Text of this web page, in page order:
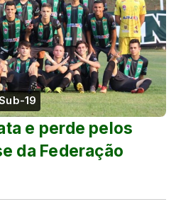
19
e perde pelos
da Federação